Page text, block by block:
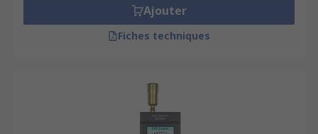
Ajouter
Fiches techniques